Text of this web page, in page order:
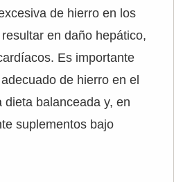
de hierro en los
en daño hepático,
Es importante
de hierro en el
balanceada y, en
suplementos bajo